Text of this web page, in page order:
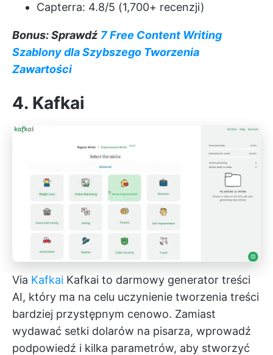
Capterra: 4.8/5 (1,700+ recenzji)
Bonus: Sprawdź 7 Free Content Writing
Szablony dla Szybszego Tworzenia
Zawartości
4. Kafkai
Via Kafkai Kafkai to darmowy generator treści
AI, który ma na celu uczynienie tworzenia treści
bardziej przystępnym cenowo. Zamiast
wydawać setki dolarów na pisarza, wprowadź
podpowiedź i kilka parametrów, aby stworzyć